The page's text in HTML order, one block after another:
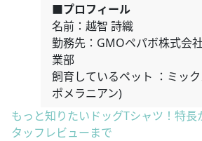
■プロフィール
名前：越智 詩織
勤務先：GMOペパボ株式会
業部
飼育しているペット ：ミッ
ポメラニアン)
もっと知りたいドッグTシャツ！特長
タッフレビューまで